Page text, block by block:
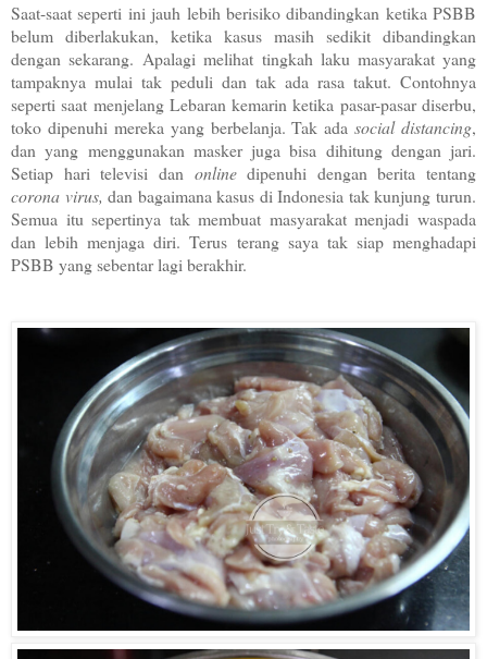
Saat-saat seperti ini jauh lebih berisiko dibandingkan ketika PSBB
belum diberlakukan, ketika kasus masih sedikit dibandingkan
dengan sekarang. Apalagi melihat tingkah laku masyarakat yang
tampaknya mulai tak peduli dan tak ada rasa takut. Contohnya
seperti saat menjelang Lebaran kemarin ketika pasar-pasar diserbu,
toko dipenuhi mereka yang berbelanja. Tak adasocial distancing,
dan yang menggunakan masker juga bisa dihitung dengan jari.
Setiap hari televisi dan onlinedipenuhi dengan berita tentang
corona virus, dan bagaimana kasus di Indonesia tak kunjung turun.
Semua itu sepertinya tak membuat masyarakat menjadi waspada
dan lebih menjaga diri. Terus terang saya tak siap menghadapi
PSBB yang sebentar lagi berakhir.